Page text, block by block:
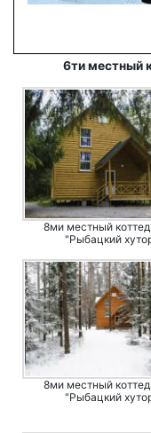
6ти местный
8ми местный
"Рыбацкий
8ми местный
"Рыбацкий